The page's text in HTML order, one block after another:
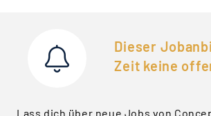
Dieser
Zeit keine
Lass dich über neue Jobs von